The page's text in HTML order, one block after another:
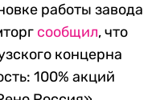
работы завода
сообщил, что
концерна
100% акций